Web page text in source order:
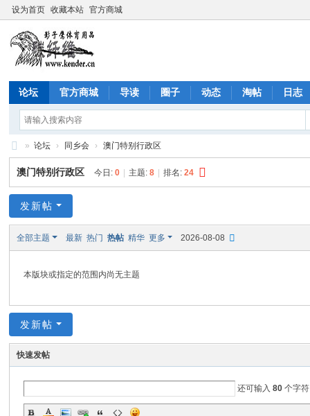
设为首页 收藏本站 官方商城
论坛 官方商城 导读 圈子 动态 淘帖 日志
影
子
鹰
社
g
đồ
ng
S
» 论坛 › 同乡会 › 澳门特别行政区
澳门特别行政区 今日:0 主题:8 排名:24
发新帖
全部主题 最新 热门 热帖 精华 更多 2026-08-08
本版块或指定的范围内尚无主题
发新帖
快速发帖
还可输入80 个字符